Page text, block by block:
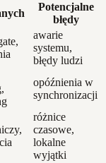
Potencjalne
błędy
awarie
systemu,
błędy ludzi
opóźnienia w
synchronizacji
różnice
czasowe,
lokalne
wyjątki